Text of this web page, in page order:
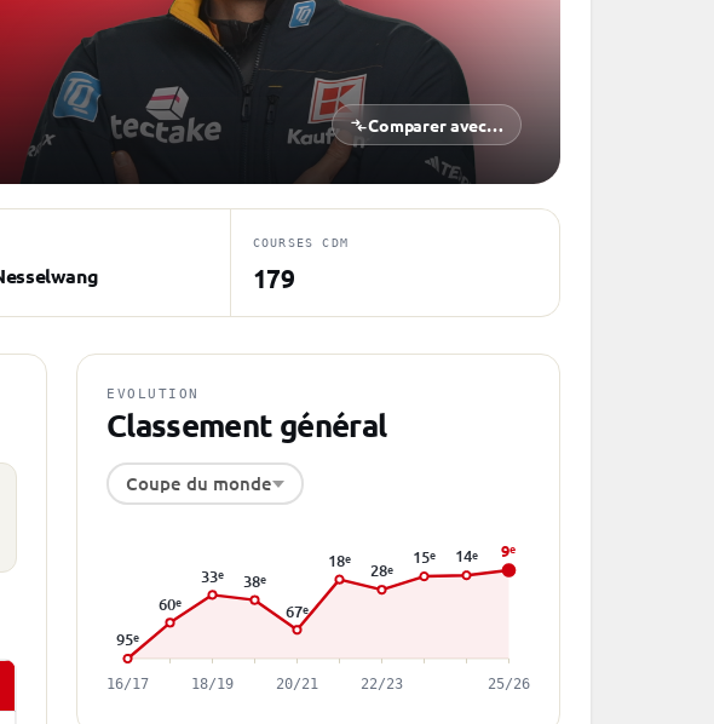
Comparer avec…
COURSES CDM
179
EVOLUTION
Classement général
Coupe du monde
95e
16/17
60e
33e
18/19
38e
67e
20/21
18e
28e
22/23
15e 14e 9e
25/26